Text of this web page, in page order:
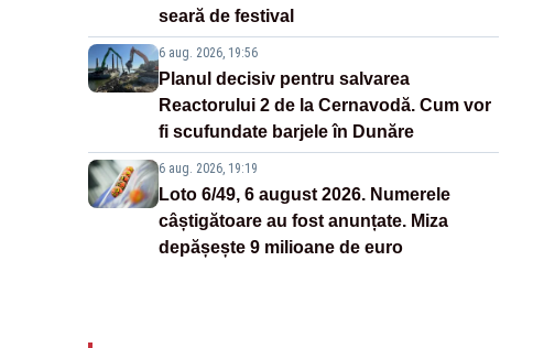
seară de festival
6 aug. 2026, 19:56
Planul decisiv pentru salvarea
Reactorului 2 de la Cernavodă. Cum vor
fi scufundate barjele în Dunăre
6 aug. 2026, 19:19
Loto 6/49, 6 august 2026. Numerele
câștigătoare au fost anunțate. Miza
depășește 9 milioane de euro